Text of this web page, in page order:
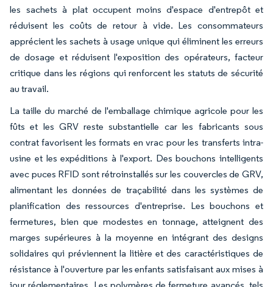
les sachets à plat occupent moins d'espace d'entrepôt et
réduisent les coûts de retour à vide. Les consommateurs
apprécient les sachets à usage unique qui éliminent les erreurs
de dosage et réduisent l'exposition des opérateurs, facteur
critique dans les régions qui renforcent les statuts de sécurité
au travail.
La taille du marché de l'emballage chimique agricole pour les
fûts et les GRV reste substantielle car les fabricants sous
contrat favorisent les formats en vrac pour les transferts intra-
usine et les expéditions à l'export. Des bouchons intelligents
avec puces RFID sont rétroinstallés sur les couvercles de GRV,
alimentant les données de traçabilité dans les systèmes de
planification des ressources d'entreprise. Les bouchons et
fermetures, bien que modestes en tonnage, atteignent des
marges supérieures à la moyenne en intégrant des designs
solidaires qui préviennent la litière et des caractéristiques de
résistance à l'ouverture par les enfants satisfaisant aux mises à